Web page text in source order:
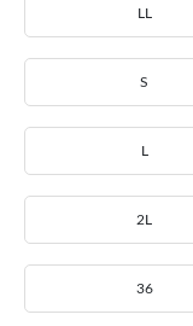
LL
S
L
2L
36